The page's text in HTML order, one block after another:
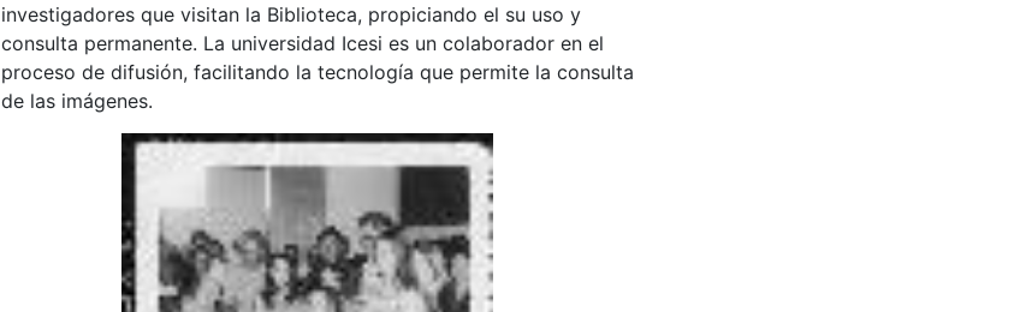
investigadores que visitan la Biblioteca, propiciando el su uso y
consulta permanente. La universidad Icesi es un colaborador en el
proceso de difusión, facilitando la tecnología que permite la consulta
de las imágenes.